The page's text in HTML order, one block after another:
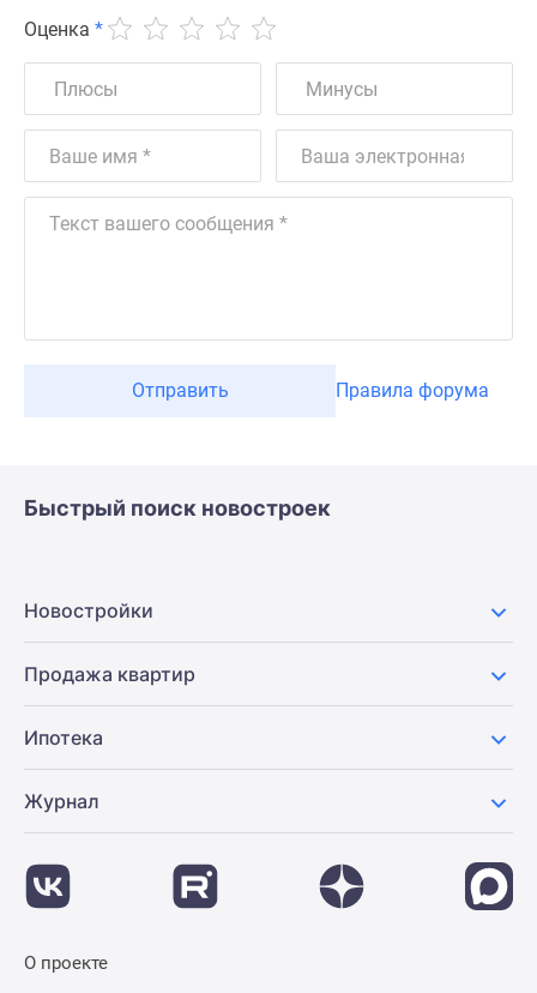
Оценка *
Отправить Правила форума
Быстрый поиск новостроек
Новостройки
Продажа квартир
Ипотека
Журнал
О проекте